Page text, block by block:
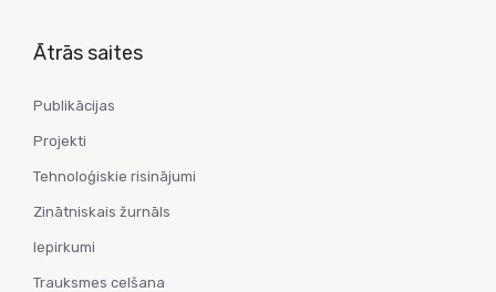
Ātrās saites
Publikācijas
Projekti
Tehnoloģiskie risinājumi
Zinātniskais žurnāls
Iepirkumi
Trauksmes celšana